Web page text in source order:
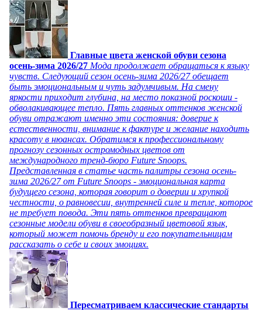
Главные цвета женской обуви сезона
осень-зима 2026/27 Мода продолжает обращаться к языку
чувств. Следующий сезон осень-зима 2026/27 обещает
быть эмоциональным и чуть задумчивым. На смену
яркости приходит глубина, на место показной роскоши -
обволакивающее тепло. Пять главных оттенков женской
обуви отражают именно эти состояния: доверие к
естественности, внимание к фактуре и желание находить
красоту в нюансах. Обратимся к профессиональному
прогнозу сезонных остромодных цветов от
международного тренд-бюро Future Snoops.
Представленная в статье часть палитры сезона осень-
зима 2026/27 от Future Snoops - эмоциональная карта
будущего сезона, которая говорит о доверии и хрупкой
честности, о равновесии, внутренней силе и тепле, которое
не требует повода. Эти пять оттенков превращают
сезонные модели обуви в своеобразный цветовой язык,
который может помочь бренду и его покупательницам
рассказать о себе и своих эмоциях.
Пересматриваем классические стандарты